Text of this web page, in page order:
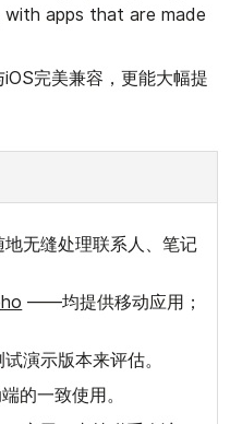
apps that are made
完美兼容，更能大幅提
无缝处理联系人、笔记
——均提供移动应用；
演示版本来评估。
的一致使用。